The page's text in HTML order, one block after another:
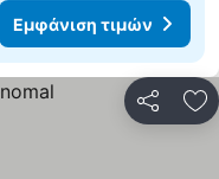
Εμφάνιση τιμών